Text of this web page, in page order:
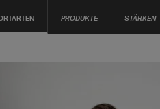
PRODUKTE STÄRKEN